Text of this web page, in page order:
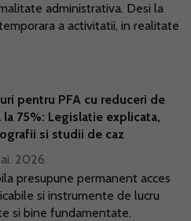
administrativa. Desi la
a activitatii, in realitate
pentru PFA cu reduceri de
la 75%: Legislatie explicata,
si studii de caz
2026
presupune permanent acces
si instrumente de lucru
si bine fundamentate.